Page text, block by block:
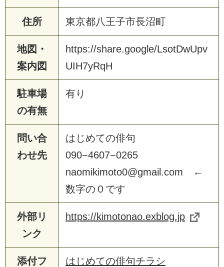
住所 東京都八王子市長沼町
地図・
案内図
https://share.google/LsotDwUpv
UIH7yRqH
駐車場
の有無
有り
問い合
わせ先
はじめての俳句
090−4607−0265
naomikimoto0@gmail.com ←
数字の０です
外部リ
ンク
https://kimotonao.exblog.jp
添付フ
はじめての俳句チラシ